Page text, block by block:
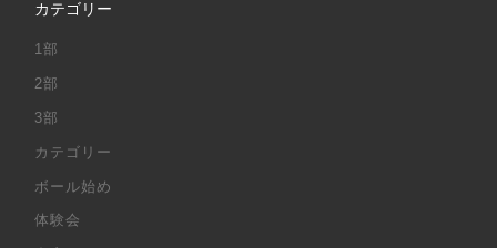
カテゴリー
1部
2部
3部
カテゴリー
ボール始め
体験会